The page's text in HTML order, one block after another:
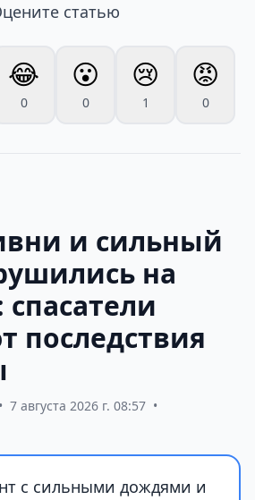
статью
😂
0
😮
0
😢
1
😡
0
и сильный
на
спасатели
последствия
• 7 августа 2026 г. 08:57 •
с сильными дождями и